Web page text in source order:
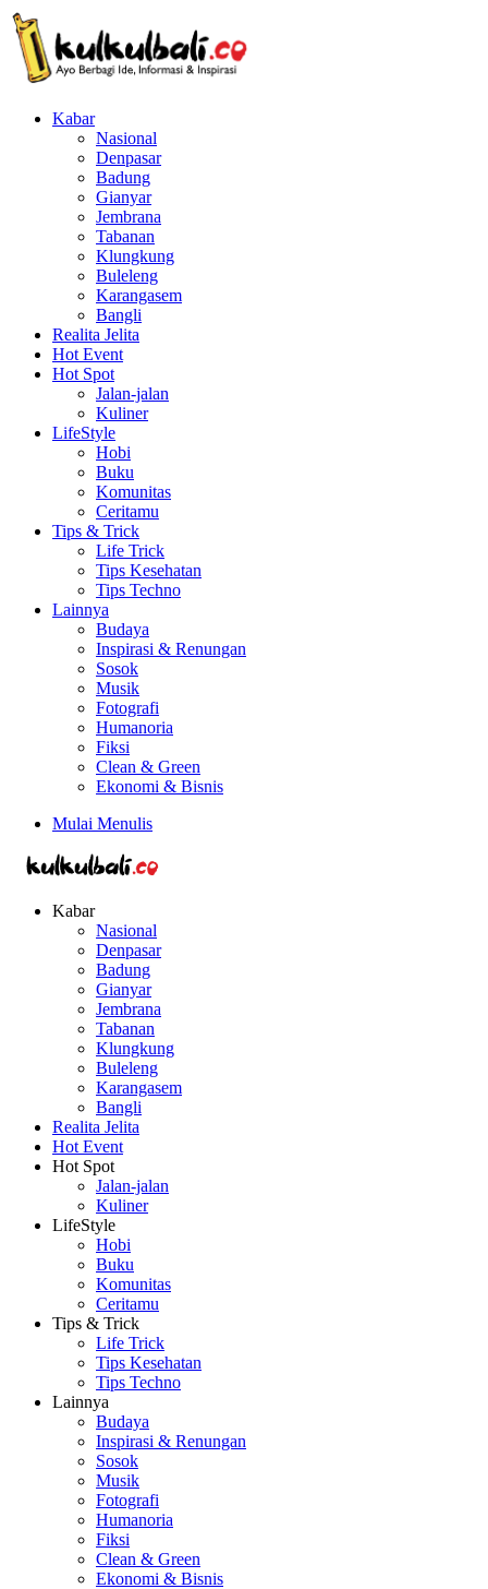
Kabar
Nasional
Denpasar
Badung
Gianyar
Jembrana
Tabanan
Klungkung
Buleleng
Karangasem
Bangli
Realita Jelita
Hot Event
Hot Spot
Jalan-jalan
Kuliner
LifeStyle
Hobi
Buku
Komunitas
Ceritamu
Tips & Trick
Life Trick
Tips Kesehatan
Tips Techno
Lainnya
Budaya
Inspirasi & Renungan
Sosok
Musik
Fotografi
Humanoria
Fiksi
Clean & Green
Ekonomi & Bisnis
Mulai Menulis
Kabar
Nasional
Denpasar
Badung
Gianyar
Jembrana
Tabanan
Klungkung
Buleleng
Karangasem
Bangli
Realita Jelita
Hot Event
Hot Spot
Jalan-jalan
Kuliner
LifeStyle
Hobi
Buku
Komunitas
Ceritamu
Tips & Trick
Life Trick
Tips Kesehatan
Tips Techno
Lainnya
Budaya
Inspirasi & Renungan
Sosok
Musik
Fotografi
Humanoria
Fiksi
Clean & Green
Ekonomi & Bisnis